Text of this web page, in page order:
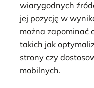
wiarygodnych
jej pozycję w
można zapominać
takich jak
strony czy
mobilnych.